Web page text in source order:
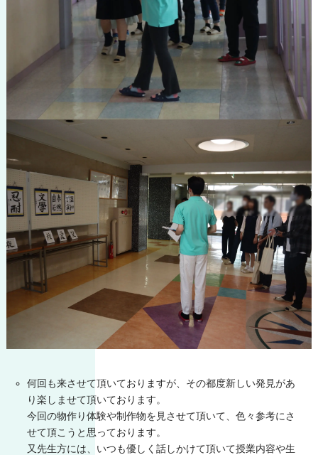
何回も来させて頂いておりますが、その都度新しい発見があ
り楽しませて頂いております。
今回の物作り体験や制作物を見させて頂いて、色々参考にさ
せて頂こうと思っております。
又先生方には、いつも優しく話しかけて頂いて授業内容や生